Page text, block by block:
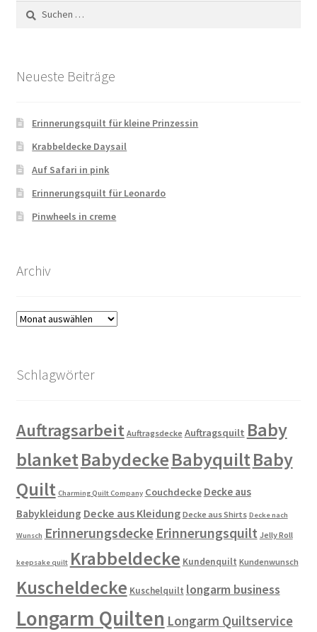
Suchen
nach:
Neueste Beiträge
Erinnerungsquilt für kleine Prinzessin
Krabbeldecke Daysail
Auf Safari in pink
Erinnerungsquilt für Leonardo
Pinwheels in creme
Archiv
Archiv
Schlagwörter
Auftragsarbeit Auftragsdecke Auftragsquilt Baby
blanketBabydeckeBabyquiltBaby
Quilt Charming Quilt Company Couchdecke Decke aus
Babykleidung Decke aus Kleidung Decke aus Shirts Decke nach
Wunsch Erinnerungsdecke Erinnerungsquilt Jelly Roll
keepsake quilt Krabbeldecke Kundenquilt Kundenwunsch
Kuscheldecke Kuschelquilt longarm business
Longarm Quilten Longarm Quiltservice